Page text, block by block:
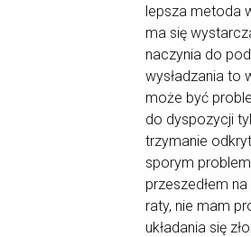
lepsza metoda
ma się
naczynia do
wysładzania to
może być
do dyspozycji
trzymanie
sporym
przeszedłem
raty, nie mam
układania się